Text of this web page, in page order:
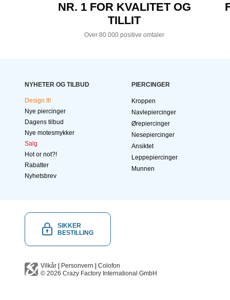
NR. 1 FOR KVALITET OG
TILLIT
Over 80 000 positive omtaler
NYHETER OG TILBUD
Design It!
Nye piercinger
Dagens tilbud
Nye motesmykker
Salg
Hot or not?!
Rabatter
Nyhetsbrev
PIERCINGER
Kroppen
Navlepiercinger
Ørepiercinger
Nesepiercinger
Ansiktet
Leppepiercinger
Munnen
SIKKER
BESTILLING
Vilkår Personvern
Colofon
© 2026 Crazy Factory International GmbH